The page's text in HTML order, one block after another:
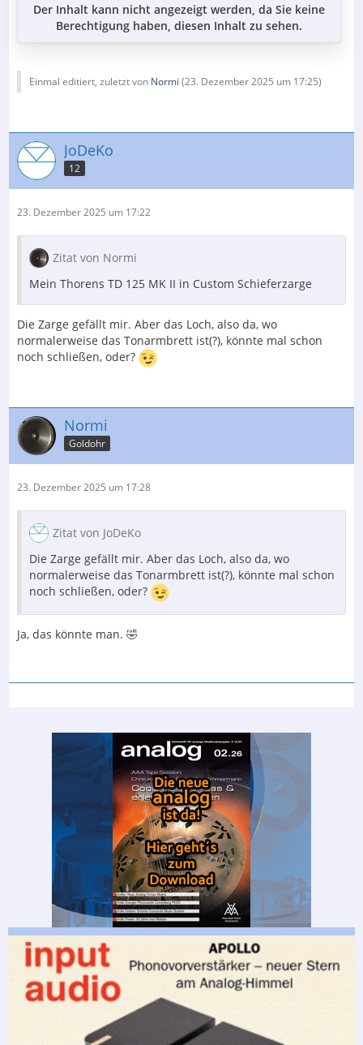
Der Inhalt kann nicht angezeigt werden, da Sie keine
Berechtigung haben, diesen Inhalt zu sehen.
Einmal editiert, zuletzt von Normi (23. Dezember 2025 um 17:25)
JoDeKo
12
23. Dezember 2025 um 17:22
Zitat von Normi
Mein Thorens TD 125 MK II in Custom Schieferzarge
Die Zarge gefällt mir. Aber das Loch, also da, wo
normalerweise das Tonarmbrett ist(?), könnte mal schon
noch schließen, oder?
Normi
Goldohr
23. Dezember 2025 um 17:28
Zitat von JoDeKo
Die Zarge gefällt mir. Aber das Loch, also da, wo
normalerweise das Tonarmbrett ist(?), könnte mal schon
noch schließen, oder?
Ja, das könnte man. 🤣